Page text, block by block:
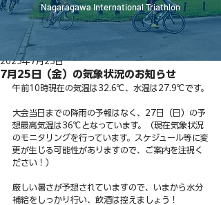
7月25日（金）の気象状況のお知らせ
2025年7月25日
午前10時現在の気温は32.6℃、水温は27.9℃です。
大会当日までの降雨の予報はなく、27日（日）の予
想最高気温は36℃となっています。（現在気象状況
のモニタリングを行っています。スケジュール等に変
更が生じる可能性がありますので、ご案内を注視く
ださい！）
厳しい暑さが予想されていますので、 いまから水分
補給をしっかり行い、飲酒は控えましょう！
Nagaragawa International Triathlon